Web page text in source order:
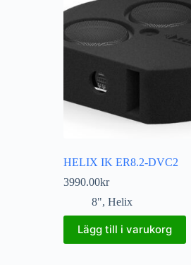
HELIX IK ER8.2-DVC2
3990.00kr
8", Helix
Lägg till i varukorg